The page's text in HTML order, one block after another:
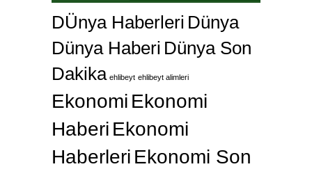
DÜnya Haberleri Dünya
Dünya Haberi Dünya Son
Dakika ehlibeyt ehlibeyt alimleri
Ekonomi Ekonomi
Haberi Ekonomi
Haberleri Ekonomi Son